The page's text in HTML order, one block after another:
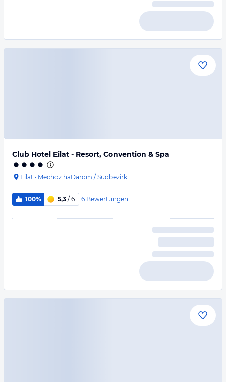
Club Hotel Eilat - Resort, Convention & Spa
Eilat · Mechoz haDarom / Südbezirk
100% 5,3 / 6 6 Bewertungen